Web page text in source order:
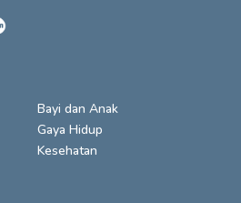
Bayi dan Anak
Gaya Hidup
Kesehatan